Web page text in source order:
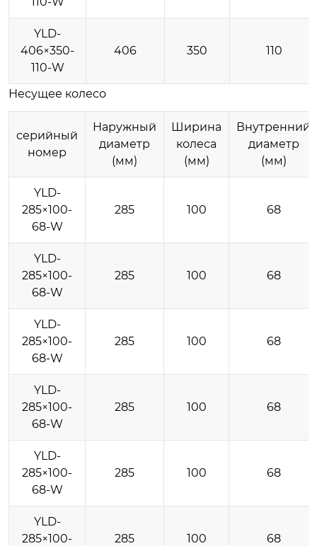
YLD-
406×350-
110-W
406 350 110
Несущее колесо
серийный
номер
Наружный
диаметр
(мм)
Ширина
колеса
(мм)
Внутренний
диаметр
(мм)
YLD-
285×100-
68-W
285 100 68
YLD-
285×100-
68-W
285 100 68
YLD-
285×100-
68-W
285 100 68
YLD-
285×100-
68-W
285 100 68
YLD-
285×100-
68-W
285 100 68
YLD-
285×100-
285 100 68